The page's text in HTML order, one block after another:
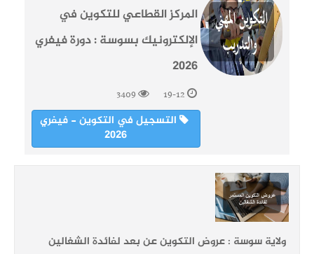
المركز القطاعي للتكوين في
الإلكترونيك بسوسة : دورة فيفري
2026
التسجيل في التكوين - فيفري
2026
ولاية سوسة : عروض التكوين عن بعد لفائدة الشغالين